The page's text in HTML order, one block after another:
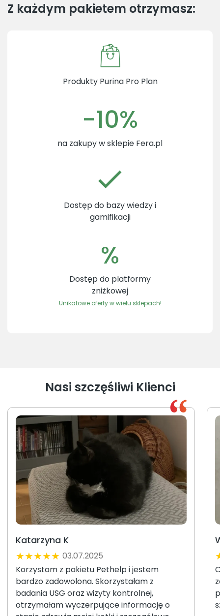
Z każdym pakietem otrzymasz:
Produkty Purina Pro Plan
-10%
na zakupy w sklepie Fera.pl
Dostęp do bazy wiedzy i
gamifikacji
%
Dostęp do platformy
zniżkowej
Unikatowe oferty w wielu sklepach!
Nasi szczęśliwi Klienci
Katarzyna K
★★★★★ 03.07.2025
Korzystam z pakietu Pethelp i jestem
bardzo zadowolona. Skorzystałam z
badania USG oraz wizyty kontrolnej,
otrzymałam wyczerpujące informację o